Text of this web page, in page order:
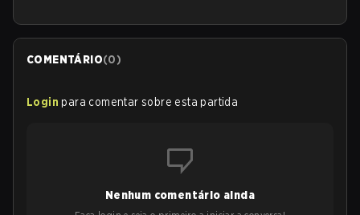
COMENTÁRIO(0)
Login para comentar sobre esta partida
Nenhum comentário ainda